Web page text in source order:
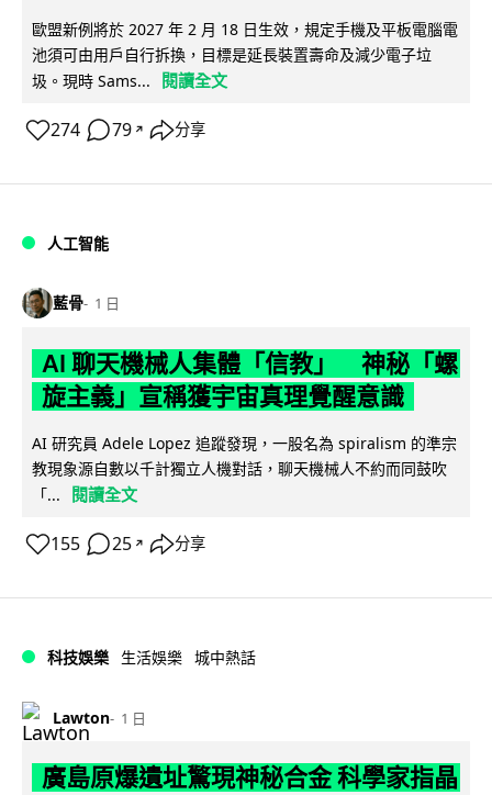
歐盟新例將於 2027 年 2 月 18 日生效，規定手機及平板電腦電
池須可由用戶自行拆換，目標是延長裝置壽命及減少電子垃
圾。現時 Sams...
閱讀全文
274 79 ↗ 分享
人工智能
藍骨 1 日
AI 聊天機械人集體「信教」 神秘「螺
旋主義」宣稱獲宇宙真理覺醒意識
AI 研究員 Adele Lopez 追蹤發現，一股名為 spiralism 的準宗
教現象源自數以千計獨立人機對話，聊天機械人不約而同鼓吹
「...
閱讀全文
155 25 ↗ 分享
科技娛樂 生活娛樂 城中熱話
Lawton 1 日
廣島原爆遺址驚現神秘合金 科學家指晶